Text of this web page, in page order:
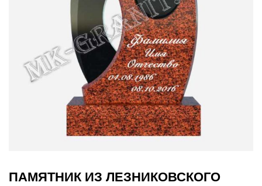
ПАМЯТНИК ИЗ ЛЕЗНИКОВСКОГО